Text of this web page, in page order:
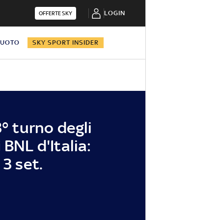
OFFERTE SKY LOGIN
SKY SPORT INSIDER
turno degli
d'Italia:
set.